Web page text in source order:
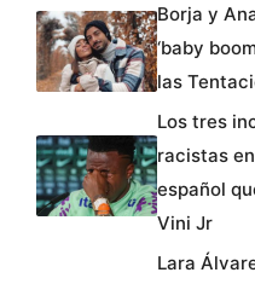
Borja y
‘baby
las
Los tres
racistas
español
Vini Jr
Lara